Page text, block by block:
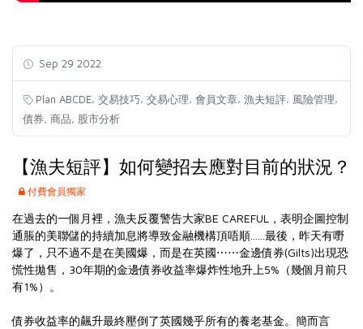
Sep 29 2022
Plan ABCDE, 交易技巧, 交易心理, 會員文章, 漁夫短評, 風險管理,
債券 商品 股市分析
【漁夫短評】如何變招去應對目前的狀況？
付費會員獨家
在過去的一個月裡，漁夫反覆警告大家BE CAREFUL，表明企圖控制
通脹的美聯儲的持續加息將導致金融機構頂唔順......最後，昨天有嘢
爆了，只不過不是在美國爆，而是在英國⋯⋯金邊債券(Gilts)出現恐
慌性拋售，30年期的金邊債券收益率爆炸性地升上5%（幾個月前只
有1%）。
債券收益率的飆升最終壓倒了英國幾乎所有的養老基金。簡而言